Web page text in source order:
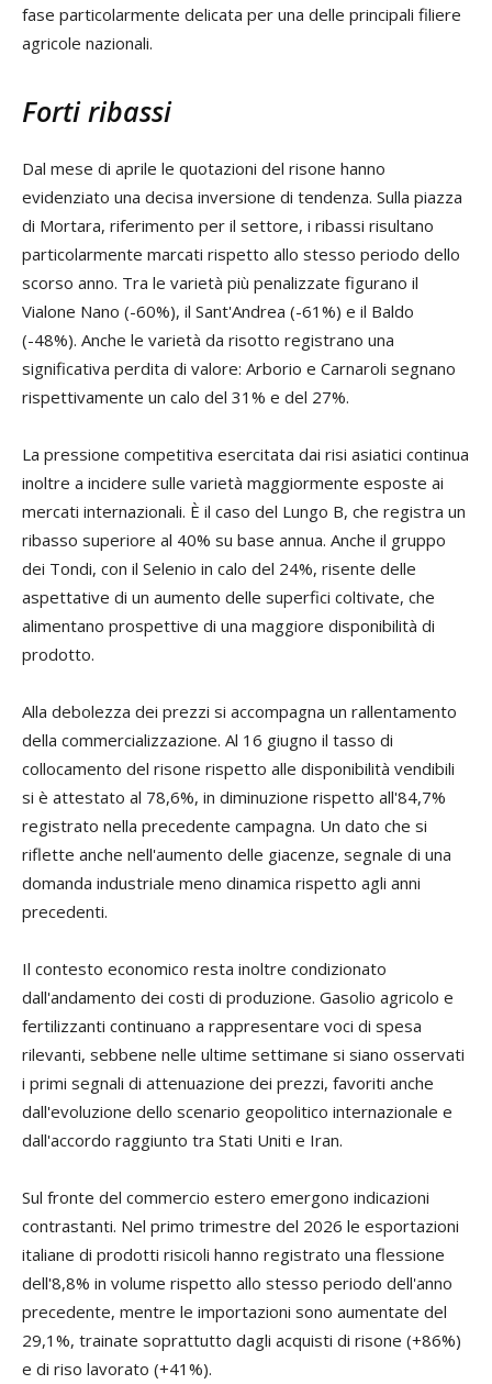
fase particolarmente delicata per una delle principali filiere
agricole nazionali.
Forti ribassi
Dal mese di aprile le quotazioni del risone hanno
evidenziato una decisa inversione di tendenza. Sulla piazza
di Mortara, riferimento per il settore, i ribassi risultano
particolarmente marcati rispetto allo stesso periodo dello
scorso anno. Tra le varietà più penalizzate figurano il
Vialone Nano (-60%), il Sant'Andrea (-61%) e il Baldo
(-48%). Anche le varietà da risotto registrano una
significativa perdita di valore: Arborio e Carnaroli segnano
rispettivamente un calo del 31% e del 27%.
La pressione competitiva esercitata dai risi asiatici continua
inoltre a incidere sulle varietà maggiormente esposte ai
mercati internazionali. È il caso del Lungo B, che registra un
ribasso superiore al 40% su base annua. Anche il gruppo
dei Tondi, con il Selenio in calo del 24%, risente delle
aspettative di un aumento delle superfici coltivate, che
alimentano prospettive di una maggiore disponibilità di
prodotto.
Alla debolezza dei prezzi si accompagna un rallentamento
della commercializzazione. Al 16 giugno il tasso di
collocamento del risone rispetto alle disponibilità vendibili
si è attestato al 78,6%, in diminuzione rispetto all'84,7%
registrato nella precedente campagna. Un dato che si
riflette anche nell'aumento delle giacenze, segnale di una
domanda industriale meno dinamica rispetto agli anni
precedenti.
Il contesto economico resta inoltre condizionato
dall'andamento dei costi di produzione. Gasolio agricolo e
fertilizzanti continuano a rappresentare voci di spesa
rilevanti, sebbene nelle ultime settimane si siano osservati
i primi segnali di attenuazione dei prezzi, favoriti anche
dall'evoluzione dello scenario geopolitico internazionale e
dall'accordo raggiunto tra Stati Uniti e Iran.
Sul fronte del commercio estero emergono indicazioni
contrastanti. Nel primo trimestre del 2026 le esportazioni
italiane di prodotti risicoli hanno registrato una flessione
dell'8,8% in volume rispetto allo stesso periodo dell'anno
precedente, mentre le importazioni sono aumentate del
29,1%, trainate soprattutto dagli acquisti di risone (+86%)
e di riso lavorato (+41%).